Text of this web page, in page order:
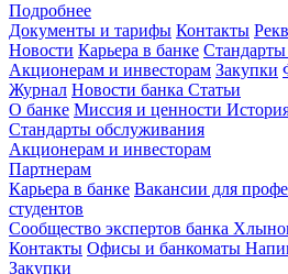
Подробнее
Документы и тарифы Контакты
Новости Карьера в банке
Акционерам и инвесторам Закупки
Журнал Новости банка Статьи
О банке Миссия и ценности
Стандарты обслуживания
Акционерам и инвесторам
Партнерам
Карьера в банке Вакансии для
студентов
Сообщество экспертов банка
Контакты Офисы и банкоматы
Закупки